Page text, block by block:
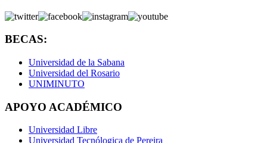
BECAS:
Universidad de la Sabana
Universidad del Rosario
UNIMINUTO
APOYO ACADÉMICO
Universidad Libre
Universidad Tecnólogica de Pereira